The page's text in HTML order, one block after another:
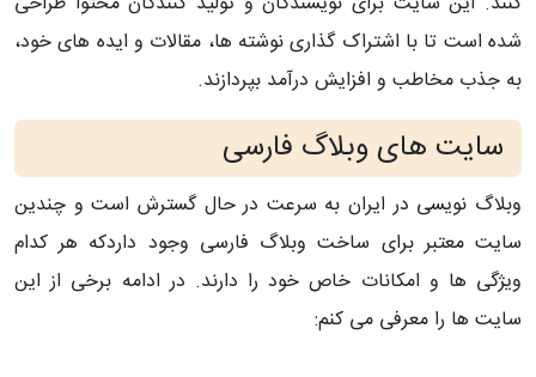
شده است تا با اشتراک گذاری نوشته ها، مقالات و ایده های خود،
به جذب مخاطب و افزایش درآمد بپردازند.
سایت های وبلاگ فارسی
وبلاگ نویسی در ایران به سرعت در حال گسترش است و چندین
سایت معتبر برای ساخت وبلاگ فارسی وجود داردکه هر کدام
ویژگی ها و امکانات خاص خود را دارند. در ادامه برخی از این
سایت ها را معرفی می کنم: